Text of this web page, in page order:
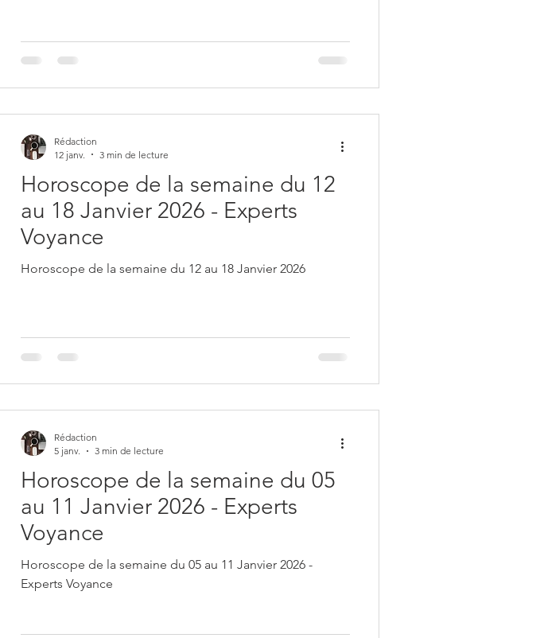
Horoscope de la semaine du 12
au 18 Janvier 2026 - Experts
Voyance
Horoscope de la semaine du 12 au 18 Janvier 2026
Rédaction
12 janv.
3 min de lecture
Horoscope de la semaine du 05
au 11 Janvier 2026 - Experts
Voyance
Horoscope de la semaine du 05 au 11 Janvier 2026 -
Experts Voyance
Rédaction
5 janv.
3 min de lecture